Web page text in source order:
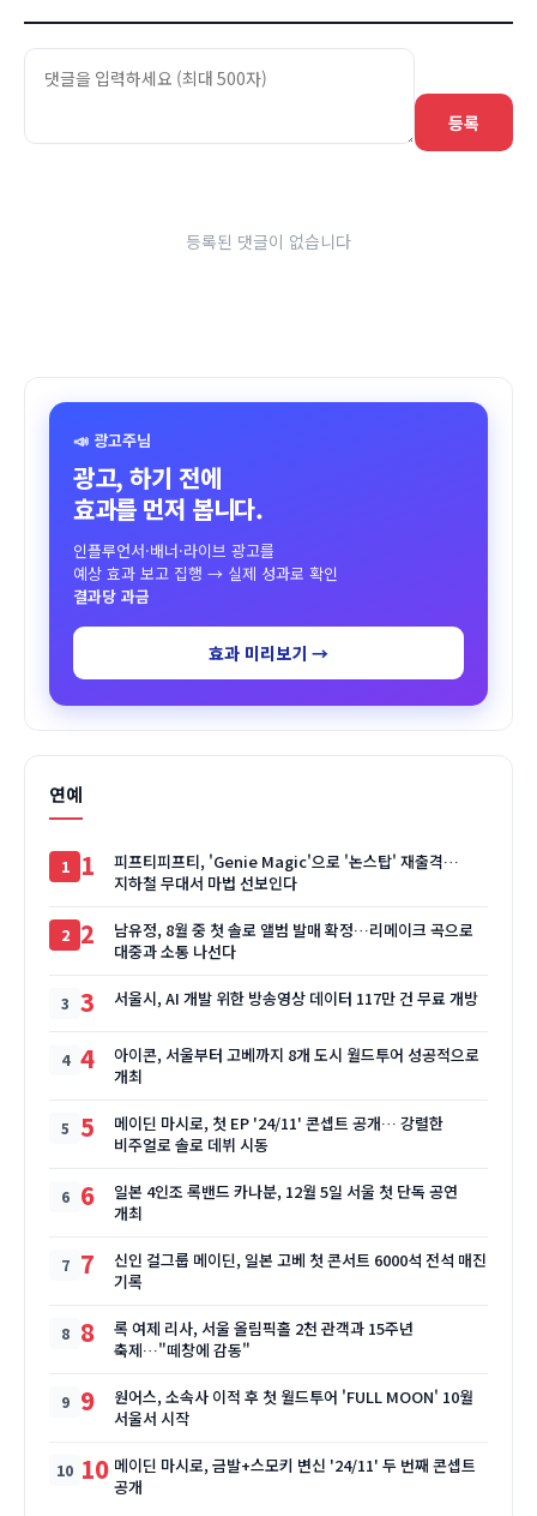
등록
등록된 댓글이 없습니다
📣 광고주님
광고, 하기 전에
효과를 먼저 봅니다.
인플루언서·배너·라이브 광고를
예상 효과 보고 집행 → 실제 성과로 확인
결과당 과금
효과 미리보기 →
연예
1
피프티피프티, 'Genie Magic'으로 '논스탑' 재출격…
지하철 무대서 마법 선보인다
2
남유정, 8월 중 첫 솔로 앨범 발매 확정…리메이크 곡으로
대중과 소통 나선다
3 서울시, AI 개발 위한 방송영상 데이터 117만 건 무료 개방
4
아이콘, 서울부터 고베까지 8개 도시 월드투어 성공적으로
개최
5
메이딘 마시로, 첫 EP '24/11' 콘셉트 공개… 강렬한
비주얼로 솔로 데뷔 시동
6
일본 4인조 록밴드 카나분, 12월 5일 서울 첫 단독 공연
개최
7
신인 걸그룹 메이딘, 일본 고베 첫 콘서트 6000석 전석 매진
기록
8
록 여제 리사, 서울 올림픽홀 2천 관객과 15주년
축제…"떼창에 감동"
9
원어스, 소속사 이적 후 첫 월드투어 'FULL MOON' 10월
서울서 시작
10 메이딘 마시로, 금발+스모키 변신 '24/11' 두 번째 콘셉트
공개